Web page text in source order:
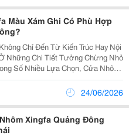
Màu Xám Ghi Có Phù Hợp
Chỉ Đến Từ Kiến Trúc Hay Nội
Những Chi Tiết Tưởng Chừng Nhỏ
Số Nhiều Lựa Chọn, Cửa Nhôm
Đang Được Nhiều Gia Chủ Và
Bởi Vẻ Ngoài Sang Trọng, Bền Bỉ...
24/06/2026
Xingfa Quảng Đông